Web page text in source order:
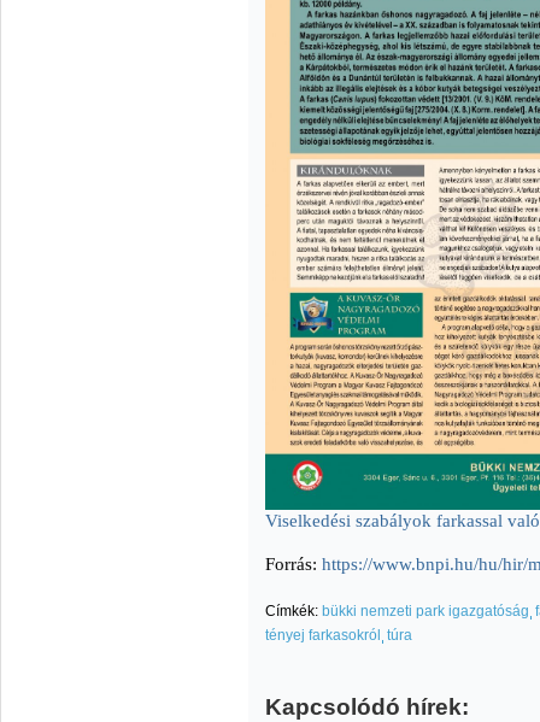
Viselkedési szabályok farkassal
Forrás: https://www.bnpi.hu/hu/hir/
Címkék: bükki nemzeti park igazgatóság
tényej farkasokról túra
Kapcsolódó hírek: